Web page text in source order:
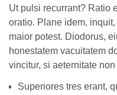
Ut pulsi recurrant? Ratio
oratio. Plane idem,
maior potest. Diodorus,
honestatem vacuitatem
vincitur, si aeternitate
Superiores tres erant,